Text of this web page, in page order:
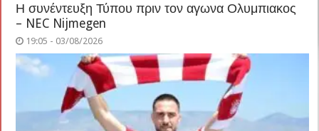
Η συνέντευξη Τύπου πριν τον αγωνα Ολυμπιακος
– NEC Nijmegen
19:05 - 03/08/2026